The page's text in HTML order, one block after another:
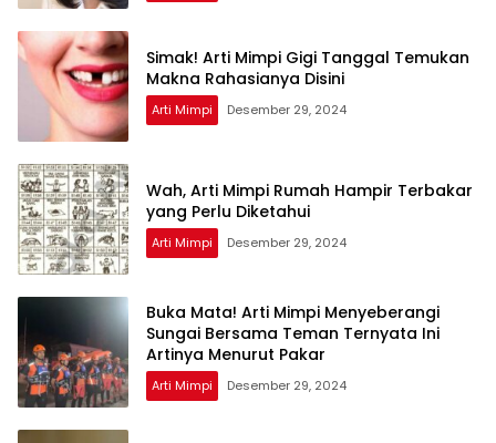
Simak! Arti Mimpi Gigi Tanggal Temukan
Makna Rahasianya Disini
Arti Mimpi Desember 29, 2024
Wah, Arti Mimpi Rumah Hampir Terbakar
yang Perlu Diketahui
Arti Mimpi Desember 29, 2024
Buka Mata! Arti Mimpi Menyeberangi
Sungai Bersama Teman Ternyata Ini
Artinya Menurut Pakar
Arti Mimpi Desember 29, 2024